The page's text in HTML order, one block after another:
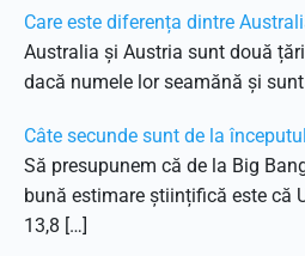
Care este diferența dintre
Australia și Austria sunt două
dacă numele lor seamănă și
Câte secunde sunt de la
Să presupunem că de la Big
bună estimare științifică este că
13,8 […]